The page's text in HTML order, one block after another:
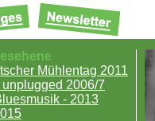
Mühlentag 2011
unplugged 2006/7
- 2013